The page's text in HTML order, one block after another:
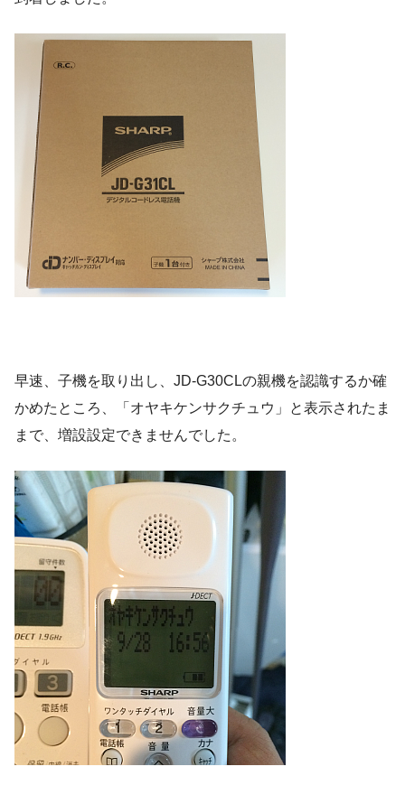
早速、子機を取り出し、JD-G30CLの親機を認識するか確
かめたところ、「オヤキケンサクチュウ」と表示されたま
まで、増設設定できませんでした。